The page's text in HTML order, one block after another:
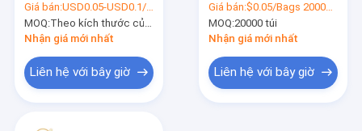
Tin tức
trường hợp
nuôi OEM Với dây kéo
nhựa có thể đóng lại
Giá bán:USD0.05-USD0.1/PC
MOQ:Theo kích thước của túi / 20.000 chiếc
Nhận giá mới nhất
Liên hệ với bây giờ
có thể hàn lại
Giá bán:$0.05/Bags 20000-99999 Bags
MOQ:20000 túi
Nhận giá mới nhất
Liên hệ với bây giờ